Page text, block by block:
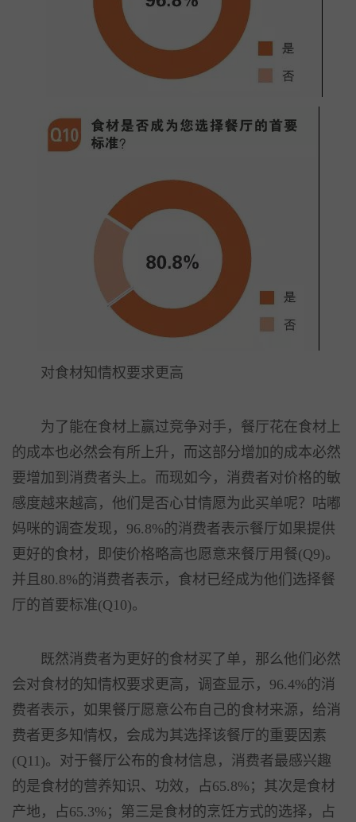
对食材知情权要求更高
为了能在食材上赢过竞争对手，餐厅花在食材上
的成本也必然会有所上升，而这部分增加的成本必然
要增加到消费者头上。而现如今，消费者对价格的敏
感度越来越高，他们是否心甘情愿为此买单呢？咕嘟
妈咪的调查发现，96.8%的消费者表示餐厅如果提供
更好的食材，即使价格略高也愿意来餐厅用餐(Q9)。
并且80.8%的消费者表示，食材已经成为他们选择餐
厅的首要标准(Q10)。
既然消费者为更好的食材买了单，那么他们必然
会对食材的知情权要求更高，调查显示，96.4%的消
费者表示，如果餐厅愿意公布自己的食材来源，给消
费者更多知情权，会成为其选择该餐厅的重要因素
(Q11)。对于餐厅公布的食材信息，消费者最感兴趣
的是食材的营养知识、功效，占65.8%；其次是食材
产地，占65.3%；第三是食材的烹饪方式的选择，占